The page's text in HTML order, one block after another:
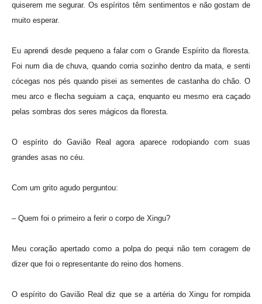
quiserem me segurar. Os espíritos têm sentimentos e não gostam de
muito esperar.
Eu aprendi desde pequeno a falar com o Grande Espírito da floresta.
Foi num dia de chuva, quando corria sozinho dentro da mata, e senti
cócegas nos pés quando pisei as sementes de castanha do chão. O
meu arco e flecha seguiam a caça, enquanto eu mesmo era caçado
pelas sombras dos seres mágicos da floresta.
O espírito do Gavião Real agora aparece rodopiando com suas
grandes asas no céu.
Com um grito agudo perguntou:
– Quem foi o primeiro a ferir o corpo de Xingu?
Meu coração apertado como a polpa do pequi não tem coragem de
dizer que foi o representante do reino dos homens.
O espírito do Gavião Real diz que se a artéria do Xingu for rompida